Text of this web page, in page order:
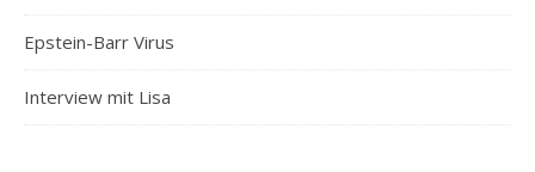
Epstein-Barr Virus
Interview mit Lisa